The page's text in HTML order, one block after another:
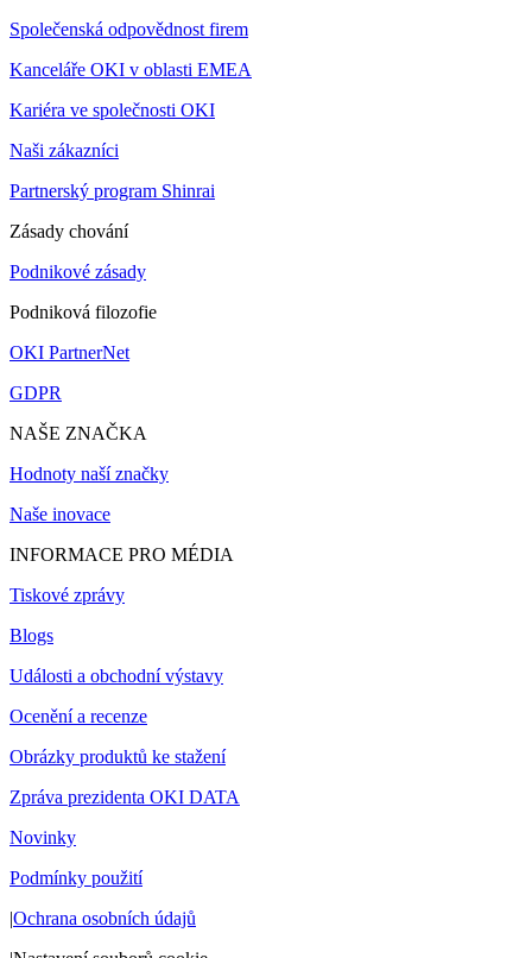
Společenská odpovědnost firem
Kanceláře OKI v oblasti EMEA
Kariéra ve společnosti OKI
Naši zákazníci
Partnerský program Shinrai
Zásady chování
Podnikové zásady
Podniková filozofie
OKI PartnerNet
GDPR
NAŠE ZNAČKA
Hodnoty naší značky
Naše inovace
INFORMACE PRO MÉDIA
Tiskové zprávy
Blogs
Události a obchodní výstavy
Ocenění a recenze
Obrázky produktů ke stažení
Zpráva prezidenta OKI DATA
Novinky
Podmínky použití
|Ochrana osobních údajů